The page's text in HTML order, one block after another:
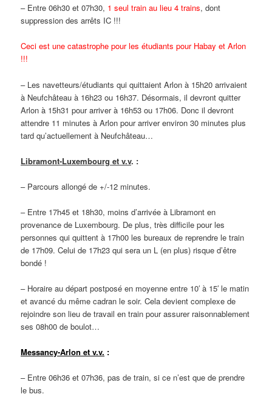
– Entre 06h30 et 07h30, 1 seul train au lieu 4 trains, dont
suppression des arrêts IC !!!
Ceci est une catastrophe pour les étudiants pour Habay et Arlon
!!!
– Les navetteurs/étudiants qui quittaient Arlon à 15h20 arrivaient
à Neufchâteau à 16h23 ou 16h37. Désormais, il devront quitter
Arlon à 15h31 pour arriver à 16h53 ou 17h06. Donc il devront
attendre 11 minutes à Arlon pour arriver environ 30 minutes plus
tard qu’actuellement à Neufchâteau…
Libramont-Luxembourg et v.v. :
– Parcours allongé de +/-12 minutes.
– Entre 17h45 et 18h30, moins d’arrivée à Libramont en
provenance de Luxembourg. De plus, très difficile pour les
personnes qui quittent à 17h00 les bureaux de reprendre le train
de 17h09. Celui de 17h23 qui sera un L (en plus) risque d’être
bondé !
– Horaire au départ postposé en moyenne entre 10′ à 15′ le matin
et avancé du même cadran le soir. Cela devient complexe de
rejoindre son lieu de travail en train pour assurer raisonnablement
ses 08h00 de boulot…
Messancy-Arlon et v.v. :
– Entre 06h36 et 07h36, pas de train, si ce n’est que de prendre
le bus.